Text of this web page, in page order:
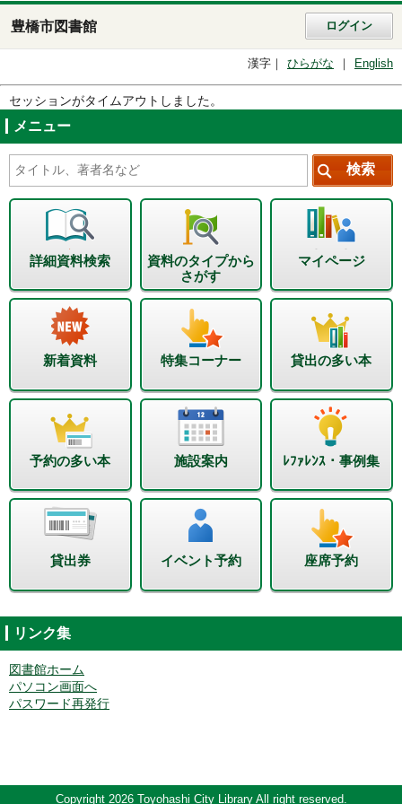
豊橋市図書館 ログイン
漢字 ひらがな English
セッションがタイムアウトしました。
メニュー
詳細資料検索
資料のタイプから
さがす
マイページ
新着資料 特集コーナー 貸出の多い本
予約の多い本 施設案内 ﾚﾌｧﾚﾝｽ・事例集
貸出券 イベント予約 座席予約
リンク集
図書館ホーム
パソコン画面へ
パスワード再発行
Copyright 2026 Toyohashi City Library All right reserved.